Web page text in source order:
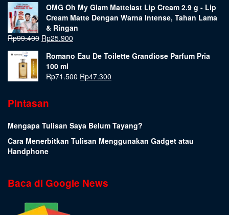
OMG Oh My Glam Mattelast Lip Cream 2.9 g - Lip
Cream Matte Dengan Warna Intense, Tahan Lama
& Ringan
Rp99.400 Rp25.900
Romano Eau De Toilette Grandiose Parfum Pria
100 ml
Rp71.500 Rp47.300
Pintasan
Mengapa Tulisan Saya Belum Tayang?
Cara Menerbitkan Tulisan Menggunakan Gadget atau
Handphone
Baca di Google News